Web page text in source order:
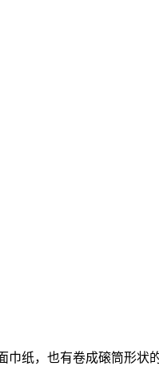
纸，也有卷成磙筒形状